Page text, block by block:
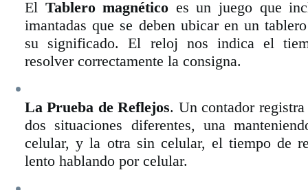
El Tablero magnético es un juego que
imantadas que se deben ubicar en un
su significado. El reloj nos indica el
resolver correctamente la consigna.
La Prueba de Reflejos. Un contador
dos situaciones diferentes, una
celular, y la otra sin celular, el tiempo de
lento hablando por celular.